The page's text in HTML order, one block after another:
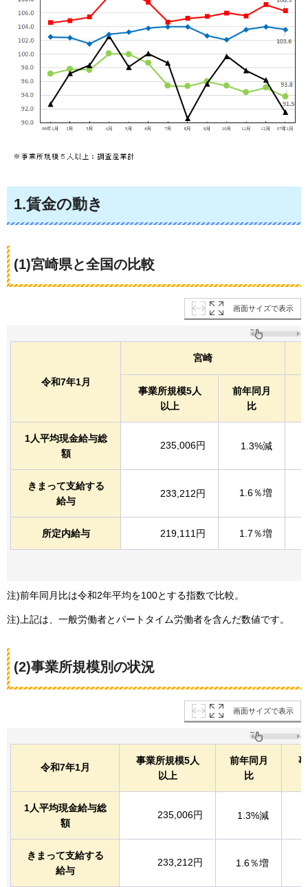
1.賃金の動き
(1)宮崎県と全国の比較
画面サイズで表示
令和7年1月
宮崎
事業所規模5人
以上
前年同月
比
1人平均現金給与総
額
235,006円 1.3%減
きまって支給する
給与
233,212円 1.6％増
所定内給与 219,111円 1.7％増
注)前年同月比は令和2年平均を100とする指数で比較。
注)上記は、一般労働者とパートタイム労働者を含んだ数値です。
(2)事業所規模別の状況
画面サイズで表示
令和7年1月
事業所規模5人
以上
前年同月
比
1人平均現金給与総
額
235,006円 1.3%減
きまって支給する
給与
233,212円 1.6％増